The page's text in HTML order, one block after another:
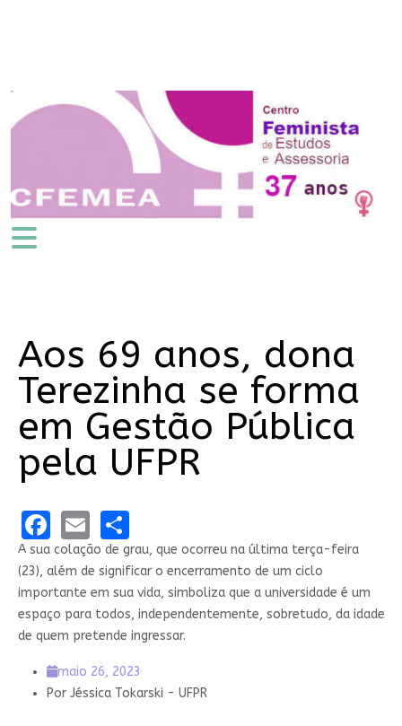
Aos 69 anos, dona
Terezinha se forma
em Gestão Pública
pela UFPR
Facebook
EmailShare
A sua colação de grau, que ocorreu na última terça-feira
(23), além de significar o encerramento de um ciclo
importante em sua vida, simboliza que a universidade é um
espaço para todos, independentemente, sobretudo, da idade
de quem pretende ingressar.
maio 26, 2023
PorJéssica Tokarski - UFPR